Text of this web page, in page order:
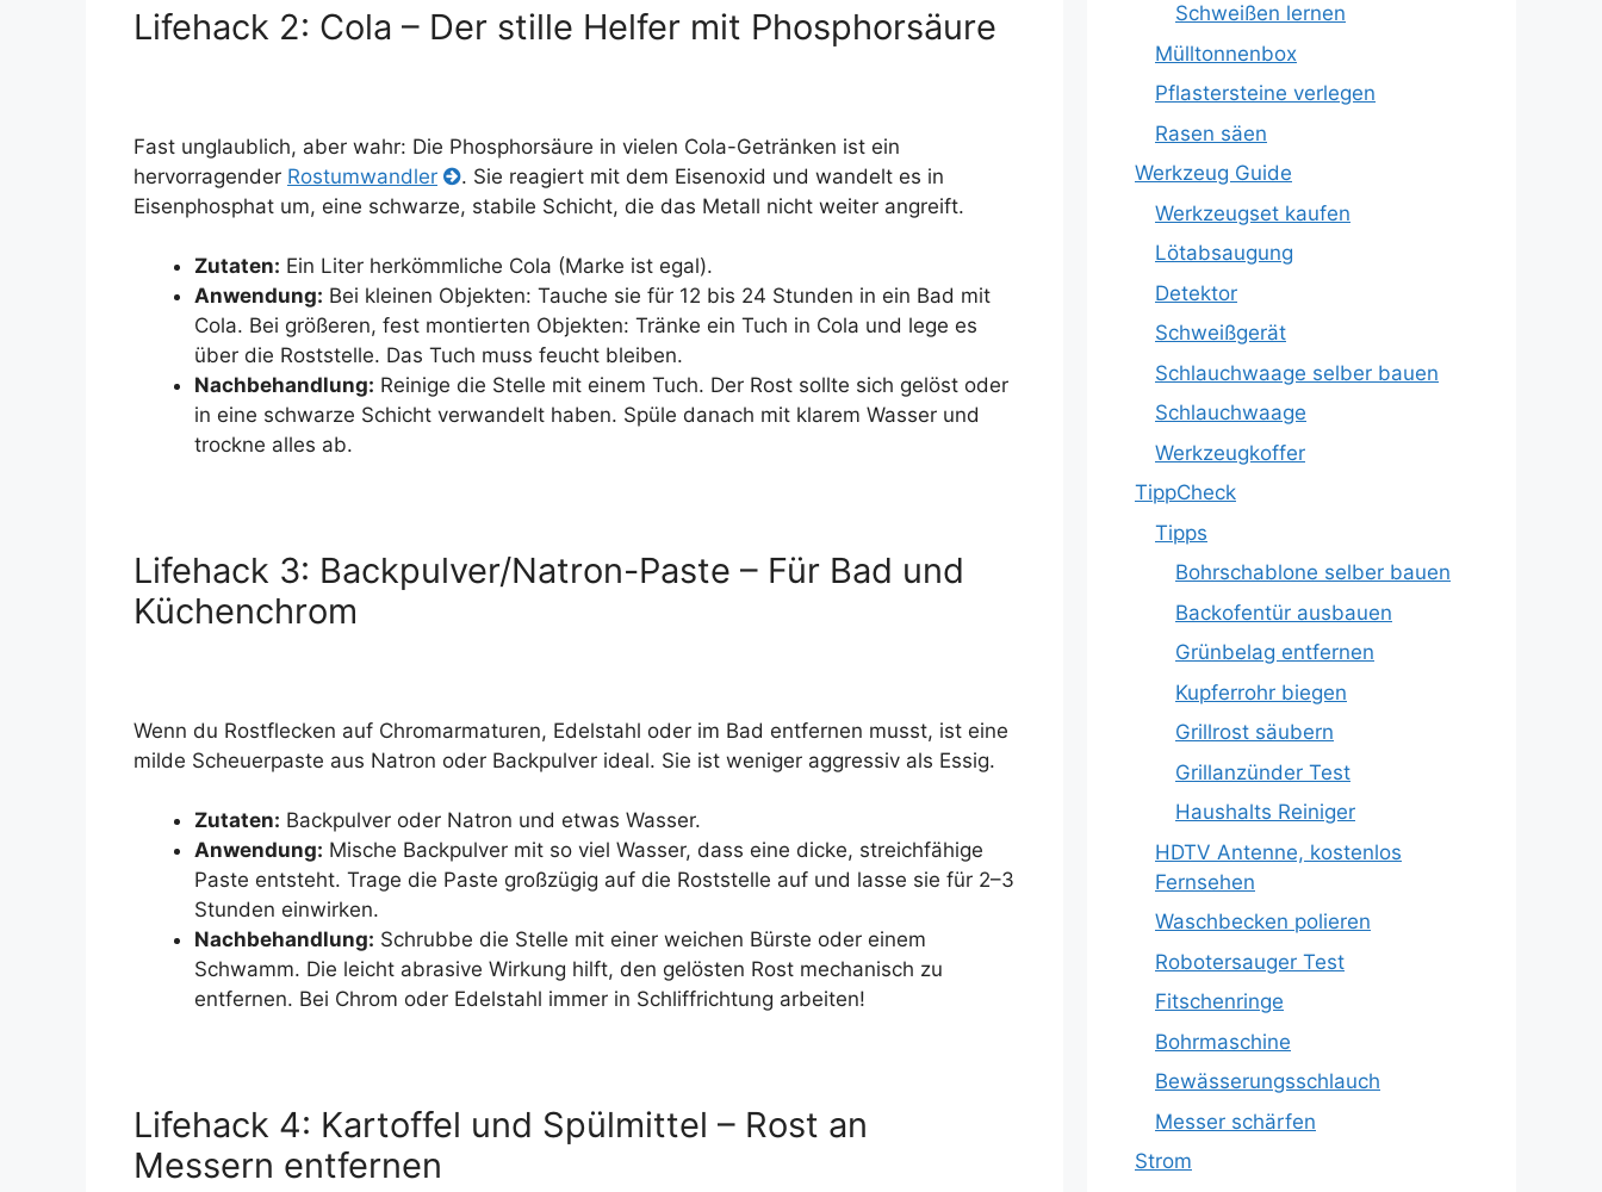
Lifehack 2: Cola – Der stille Helfer mit Phosphorsäure
Fast unglaublich, aber wahr: Die Phosphorsäure in vielen Cola-Getränken ist ein
hervorragender Rostumwandler
. Sie reagiert mit dem Eisenoxid und wandelt es in
Eisenphosphat um, eine schwarze, stabile Schicht, die das Metall nicht weiter angreift.
Zutaten: Ein Liter herkömmliche Cola (Marke ist egal).
Anwendung: Bei kleinen Objekten: Tauche sie für 12 bis 24 Stunden in ein Bad mit
Cola. Bei größeren, fest montierten Objekten: Tränke ein Tuch in Cola und lege es
über die Roststelle. Das Tuch muss feucht bleiben.
Nachbehandlung: Reinige die Stelle mit einem Tuch. Der Rost sollte sich gelöst oder
in eine schwarze Schicht verwandelt haben. Spüle danach mit klarem Wasser und
trockne alles ab.
Lifehack 3: Backpulver/Natron-Paste – Für Bad und
Küchenchrom
Wenn du Rostflecken auf Chromarmaturen, Edelstahl oder im Bad entfernen musst, ist eine
milde Scheuerpaste aus Natron oder Backpulver ideal. Sie ist weniger aggressiv als Essig.
Zutaten: Backpulver oder Natron und etwas Wasser.
Anwendung: Mische Backpulver mit so viel Wasser, dass eine dicke, streichfähige
Paste entsteht. Trage die Paste großzügig auf die Roststelle auf und lasse sie für 2–3
Stunden einwirken.
Nachbehandlung: Schrubbe die Stelle mit einer weichen Bürste oder einem
Schwamm. Die leicht abrasive Wirkung hilft, den gelösten Rost mechanisch zu
entfernen. Bei Chrom oder Edelstahl immer in Schliffrichtung arbeiten!
Lifehack 4: Kartoffel und Spülmittel – Rost an
Messern entfernen
Schweißen lernen
Mülltonnenbox
Pflastersteine verlegen
Rasen säen
Werkzeug Guide
Werkzeugset kaufen
Lötabsaugung
Detektor
Schweißgerät
Schlauchwaage selber bauen
Schlauchwaage
Werkzeugkoffer
TippCheck
Tipps
Bohrschablone selber bauen
Backofentür ausbauen
Grünbelag entfernen
Kupferrohr biegen
Grillrost säubern
Grillanzünder Test
Haushalts Reiniger
HDTV Antenne, kostenlos
Fernsehen
Waschbecken polieren
Robotersauger Test
Fitschenringe
Bohrmaschine
Bewässerungsschlauch
Messer schärfen
Strom